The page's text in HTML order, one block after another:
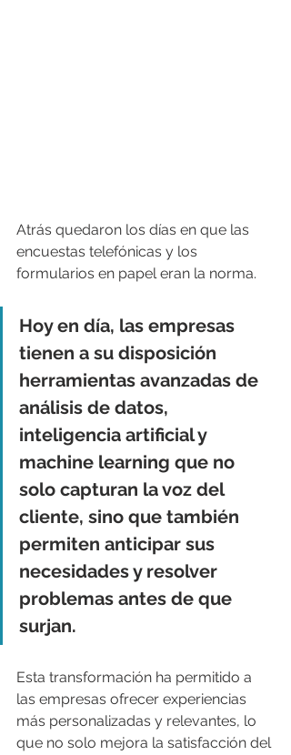
Atrás quedaron los días en que las
encuestas telefónicas y los
formularios en papel eran la norma.
Hoy en día, las empresas
tienen a su disposición
herramientas avanzadas de
análisis de datos,
inteligencia artificial y
machine learning que no
solo capturan la voz del
cliente, sino que también
permiten anticipar sus
necesidades y resolver
problemas antes de que
surjan.
Esta transformación ha permitido a
las empresas ofrecer experiencias
más personalizadas y relevantes, lo
que no solo mejora la satisfacción del